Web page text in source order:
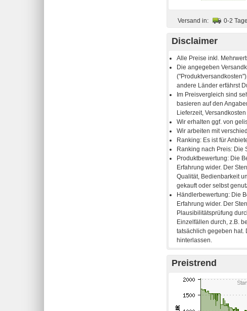
Versand in: 0-2 Tage
Disclaimer
Preistrend